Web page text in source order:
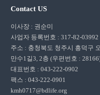
Contact US
이사장 : 권순미
사업자 등록번호 : 317-82-03992
주소 : 충청북도 청주시 흥덕구
만수1길3, 2층 (우편번호 :
대표번호 : 043-222-0902
팩스 : 043-222-0901
kmh0717@bdlife.org